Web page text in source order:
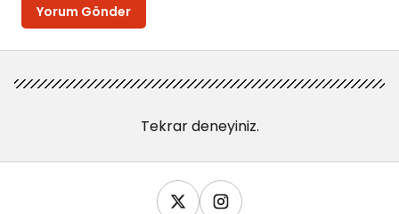
Yorum Gönder
Tekrar deneyiniz.